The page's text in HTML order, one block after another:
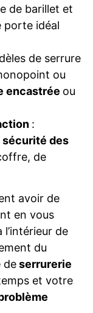
de barillet et
porte idéal
de serrure
ou
encastrée ou
:
sécurité des
de
avoir de
en vous
de
du
deserrurerie
et votre